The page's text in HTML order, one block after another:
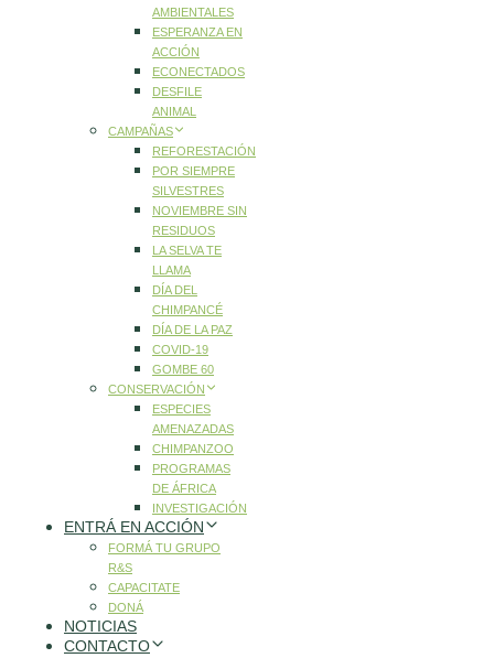
AMBIENTALES
ESPERANZA EN
ACCIÓN
ECONECTADOS
DESFILE
ANIMAL
CAMPAÑAS
REFORESTACIÓN
POR SIEMPRE
SILVESTRES
NOVIEMBRE SIN
RESIDUOS
LA SELVA TE
LLAMA
DÍA DEL
CHIMPANCÉ
DÍA DE LA PAZ
COVID-19
GOMBE 60
CONSERVACIÓN
ESPECIES
AMENAZADAS
CHIMPANZOO
PROGRAMAS
DE ÁFRICA
INVESTIGACIÓN
ENTRÁ EN ACCIÓN
FORMÁ TU GRUPO
R&S
CAPACITATE
DONÁ
NOTICIAS
CONTACTO